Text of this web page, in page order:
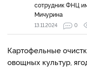
сотрудник ФНЦ
Мичурина
13.11.2024 0
Картофельные
овощных культур,